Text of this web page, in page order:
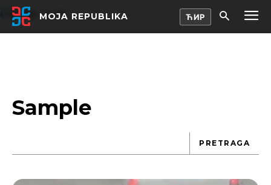
MOJA REPUBLIKA
Slušaj · 2 min
Sample
PRETRAGA